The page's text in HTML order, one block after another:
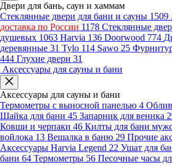
Двери для бань, саун и хаммам
Стеклянные двери для бани и сауны 1509
доставка по России 1178 Стеклянные
душевых 1063 Harvia 136 Doorwood 774
деревянные 31 Tylo 114 Sawo 25
444 Глухие двери 31
Аксессуары для сауны и бани
Аксессуары для сауны и бани
Термометры с выносной панелью 4
Шайка для бани 45 Запарник для веника
Ковши и черпаки 46 Килты для бани
войлока 13 Вешалка в баню 29 Прочие
Аксессуары Harvia Legend 22 Ушат для
бани 64 Термометры 56 Песочные часы